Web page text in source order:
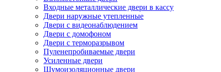
Входные металлические двери в кассу
Двери наружные утепленные
Двери с видеонаблюдением
Двери с домофоном
Двери с терморазрывом
Пуленепробиваемые двери
Усиленные двери
Шумоизоляционные двери